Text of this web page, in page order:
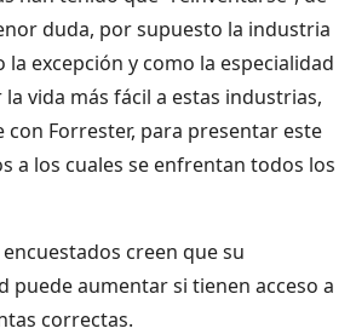
duda, por supuesto la industria
la excepción y como la especialidad
vida más fácil a estas industrias,
con Forrester, para presentar este
a los cuales se enfrentan todos los
encuestados creen que su
puede aumentar si tienen acceso a
correctas.